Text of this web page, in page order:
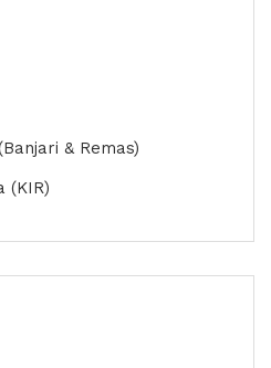
& Remas)
(KIR)